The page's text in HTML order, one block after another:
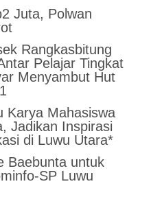
Juta, Polwan
Rangkasbitung
Pelajar Tingkat
Menyambut Hut
Karya Mahasiswa
Jadikan Inspirasi
di Luwu Utara*
Baebunta untuk
SP Luwu